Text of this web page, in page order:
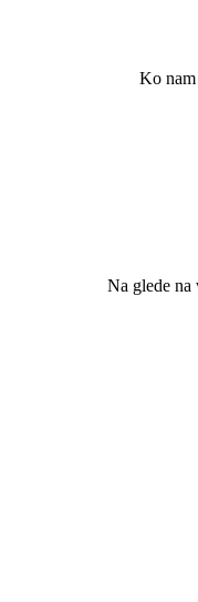
Ko nam
Na glede na